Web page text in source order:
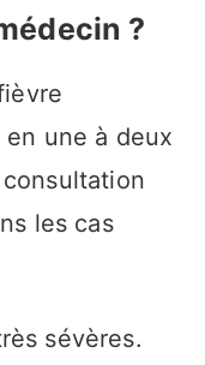
?
en une à deux
les cas
sévères.